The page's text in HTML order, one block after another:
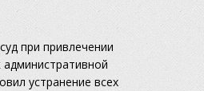
при привлечении
устранение всех